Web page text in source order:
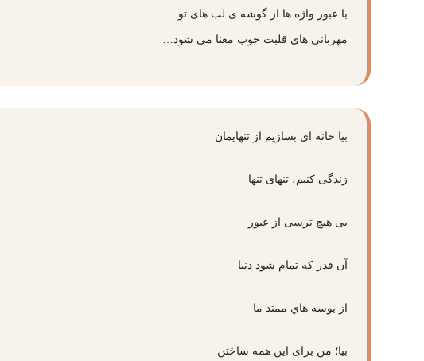
با عبور واژه ها از گوشه ی لب های تو
مهربانی های قلبت خوب معنا می شود…
بیا خانه‌ اي بسازیم از تنهایمان
زندگی کنیم، تنهای تنها
بی هیچ ترسی از عبور
آن قدر که تمام شود دنیا
از بوسه‌ هاي ممتد ما
بیا؛ من برای این همه ساختن